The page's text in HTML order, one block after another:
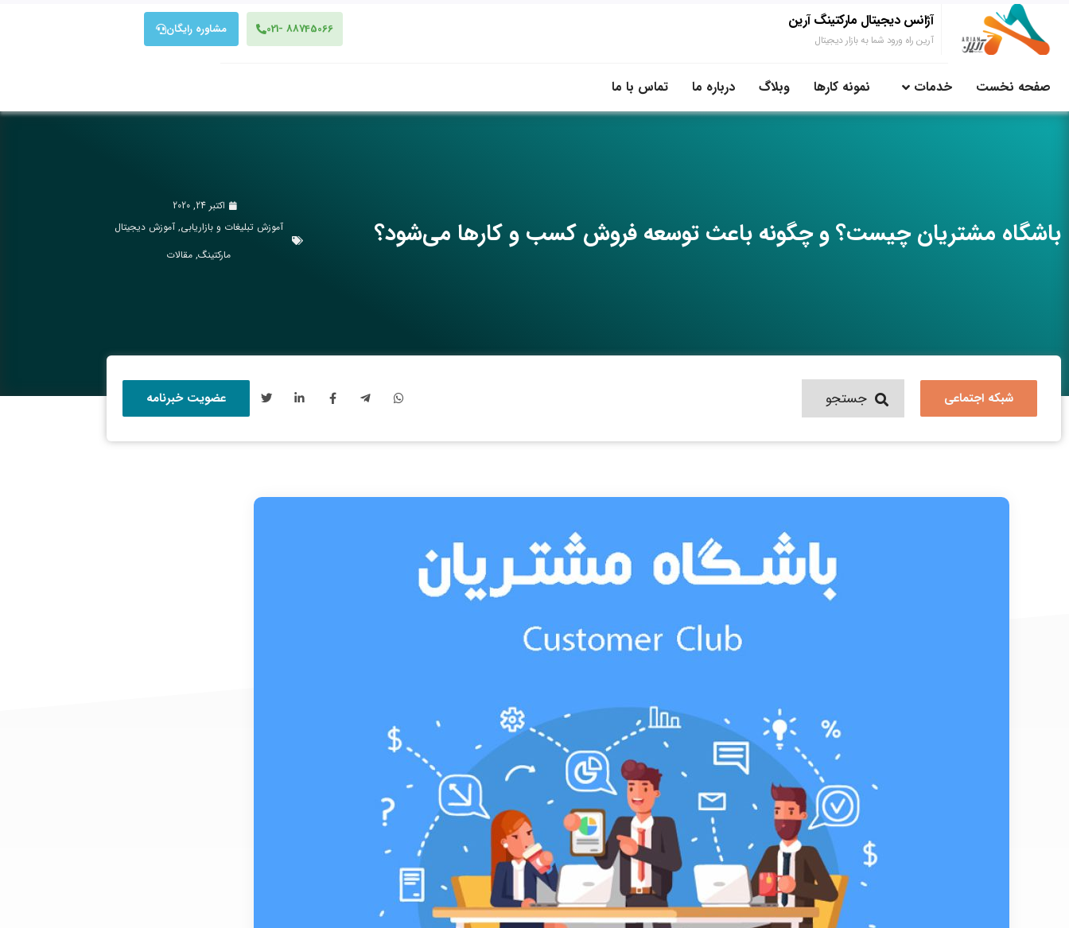
آژانس دیجیتال مارکتینگ آرین
آرین راه ورود شما به بازار دیجیتال
88745066 -021 مشاوره رایگان
صفحه نخست خدمات نمونه کارها وبلاگ درباره ما تماس با ما
باشگاه مشتریان چیست؟ و چگونه باعث توسعه فروش کسب و کارها می‌شود؟
اکتبر 24, 2020
آموزش تبلیغات و بازاریابی,آموزش دیجیتال
مارکتینگ, مقالات
شبکه اجتماعی عضویت خبرنامه